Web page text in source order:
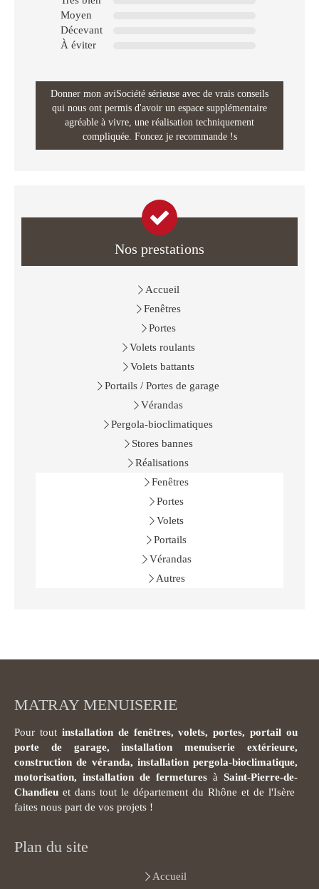
Moyen
Décevant
À éviter
Donner mon aviSociété sérieuse avec de vrais conseils
qui nous ont permis d'avoir un espace supplémentaire
agréable à vivre, une réalisation techniquement
compliquée. Foncez je recommande !s
Nos prestations
Accueil
Fenêtres
Portes
Volets roulants
Volets battants
Portails / Portes de garage
Vérandas
Pergola-bioclimatiques
Stores bannes
Réalisations
Fenêtres
Portes
Volets
Portails
Vérandas
Autres
MATRAY MENUISERIE
Pour tout installation de fenêtres, volets, portes, portail ou
porte de garage, installation menuiserie extérieure,
construction de véranda, installation pergola-bioclimatique,
motorisation, installation de fermetures à Saint-Pierre-de-
Chandieu et dans tout le département du Rhône et de l'Isère
faites nous part de vos projets !
Plan du site
Accueil